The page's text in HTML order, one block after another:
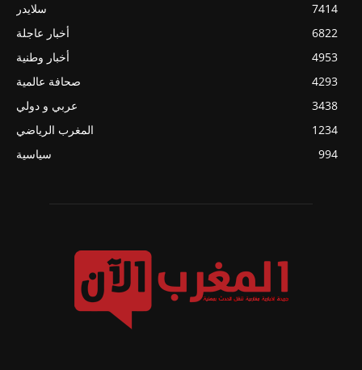
سلايدر
7414
أخبار عاجلة
6822
أخبار وطنية
4953
صحافة عالمية
4293
عربي و دولي
3438
المغرب الرياضي
1234
سياسية
994